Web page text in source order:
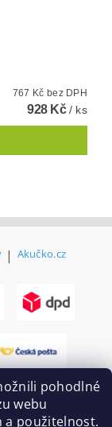
767 Kč bez DPH
928 Kč/ ks
| Akučko.cz
pohodlné
webu
a použitelnost.